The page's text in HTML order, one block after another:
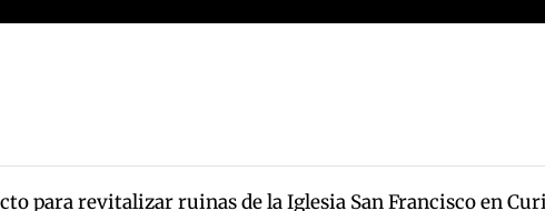
para revitalizar ruinas de la Iglesia San Francisco en